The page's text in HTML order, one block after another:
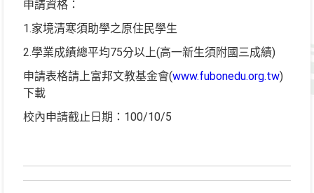
申請資格：
1.家境清寒須助學之原住民學生
2.學業成績總平均75分以上(高一新生須附國三成績)
申請表格請上富邦文教基金會(www.fubonedu.org.tw)
下載
校內申請截止日期：100/10/5